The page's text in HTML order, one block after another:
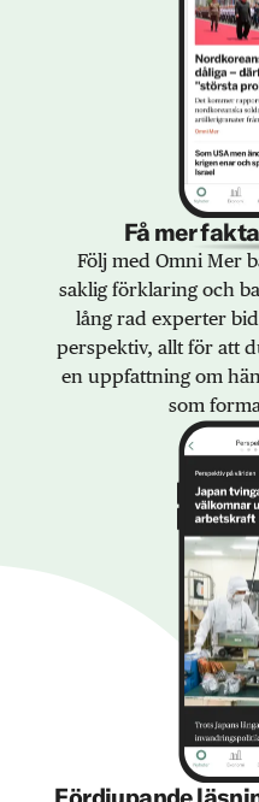
Få mer
Följ med Omni Mer
saklig förklaring och
lång rad experter
perspektiv, allt för att
en uppfattning om
som